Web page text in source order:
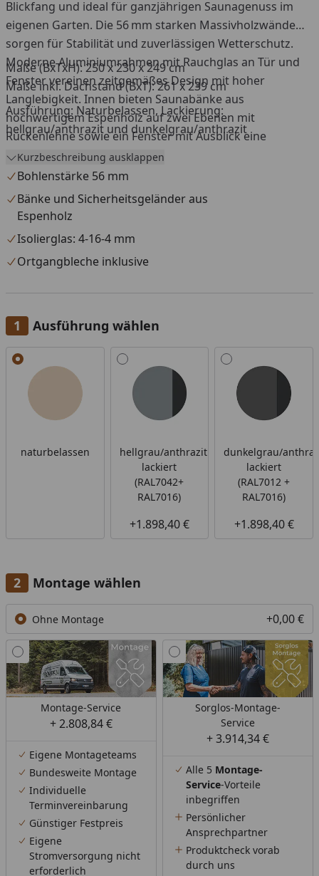
Blickfang und ideal für ganzjährigen Saunagenuss im
eigenen Garten. Die 56 mm starken Massivholzwände
sorgen für Stabilität und zuverlässigen Wetterschutz.
Moderne Aluminiumrahmen mit Rauchglas an Tür und
Fenster vereinen zeitgemäßes Design mit hoher
Langlebigkeit. Innen bieten Saunabänke aus
hochwertigem Espenholz auf zwei Ebenen mit
Rückenlehne sowie ein Fenster mit Ausblick eine
angenehme Atmosphäre für ein entspanntes
Saunaerlebnis.
Maße (BxTxH): 250 x 230 x 249 cm
Maße inkl. Dachstand (BxT): 261 x 239 cm
Ausführung: Naturbelassen, Lackierung:
hellgrau/anthrazit und dunkelgrau/anthrazit
Kurzbeschreibung ausklappen
Bohlenstärke 56 mm
Bänke und Sicherheitsgeländer aus
Espenholz
Isolierglas: 4-16-4 mm
Ortgangbleche inklusive
Ausführung wählen
Alle anzeigen (3)
naturbelassen
hellgrau/anthrazit
lackiert
(RAL7042+
RAL7016)
+1.898,40 €
dunkelgrau/
lackiert
(RAL7012 +
RAL7016)
+1.898,40 €
Montage wählen
Ohne Montage +0,00 €
Montage-Service
+ 2.808,84 €
Eigene Montageteams
Bundesweite Montage
Individuelle
Terminvereinbarung
Günstiger Festpreis
Eigene
Stromversorgung nicht
erforderlich
Sorglos-Montage-
Service
+ 3.914,34 €
Alle 5 Montage-
Service-Vorteile
inbegriffen
Persönlicher
Ansprechpartner
Produktcheck vorab
durch uns